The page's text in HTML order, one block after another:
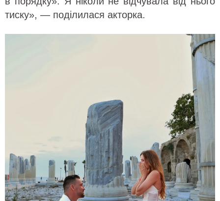
тиску», — поділилася акторка.